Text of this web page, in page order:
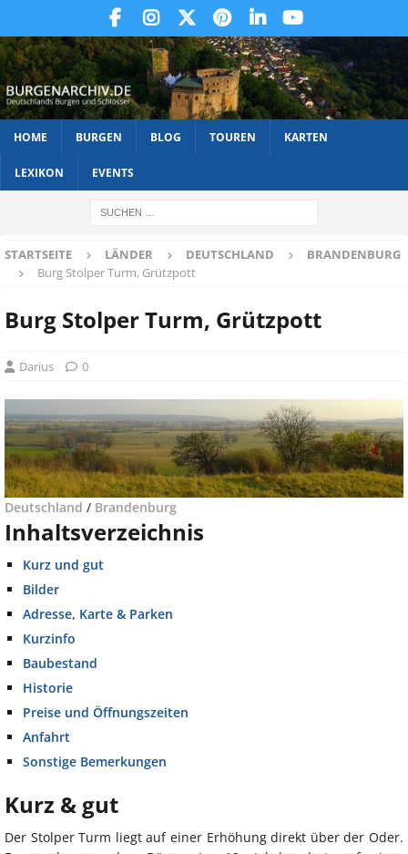
HOME BURGEN BLOG TOUREN KARTEN
LEXIKON EVENTS
STARTSEITE LÄNDER DEUTSCHLAND
BRANDENBURG
Burg Stolper Turm, Grützpott
Burg Stolper Turm, Grützpott
Darius 0
Deutschland / Brandenburg
Inhaltsverzeichnis
Kurz und gut
Bilder
Adresse, Karte & Parken
Kurzinfo
Baubestand
Historie
Preise und Öffnungszeiten
Anfahrt
Sonstige Bemerkungen
Kurz & gut
Der Stolper Turm liegt auf einer Erhöhung direkt über der Oder.